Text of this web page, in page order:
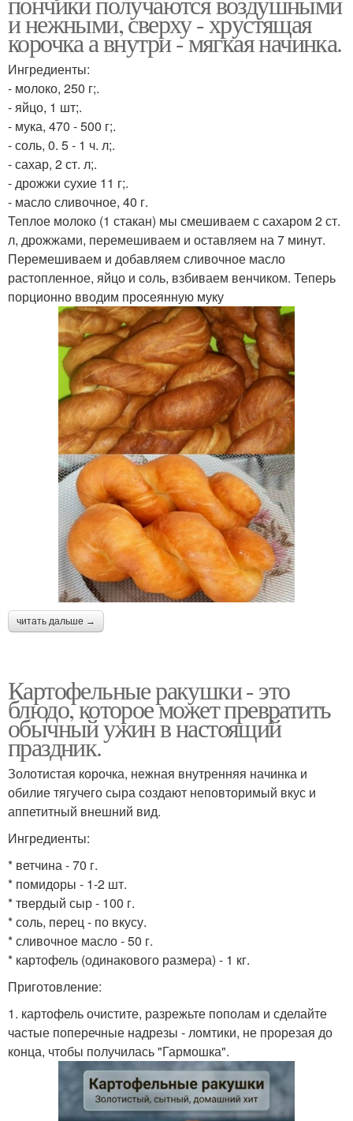
и нежными, сверху - хрустящая
корочка а внутри - мягкая начинка.
Ингредиенты:
- молоко, 250 г;.
- яйцо, 1 шт;.
- мука, 470 - 500 г;.
- соль, 0. 5 - 1 ч. л;.
- сахар, 2 ст. л;.
- дрожжи сухие 11 г;.
- масло сливочное, 40 г.
Теплое молоко (1 стакан) мы смешиваем с сахаром 2 ст.
л, дрожжами, перемешиваем и оставляем на 7 минут.
Перемешиваем и добавляем сливочное масло
растопленное, яйцо и соль, взбиваем венчиком. Теперь
порционно вводим просеянную муку
читать дальше →
Картофельные ракушки - это
блюдо, которое может превратить
обычный ужин в настоящий
праздник.
Золотистая корочка, нежная внутренняя начинка и
обилие тягучего сыра создают неповторимый вкус и
аппетитный внешний вид.
Ингредиенты:
* ветчина - 70 г.
* помидоры - 1-2 шт.
* твердый сыр - 100 г.
* соль, перец - по вкусу.
* сливочное масло - 50 г.
* картофель (одинакового размера) - 1 кг.
Приготовление:
1. картофель очистите, разрежьте пополам и сделайте
частые поперечные надрезы - ломтики, не прорезая до
конца, чтобы получилась "Гармошка".